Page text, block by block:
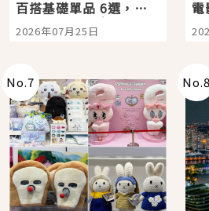
百搭基礎單品 6選，閉
眼全收也不心疼
2026年07月25日
電
「
No.7 No.8